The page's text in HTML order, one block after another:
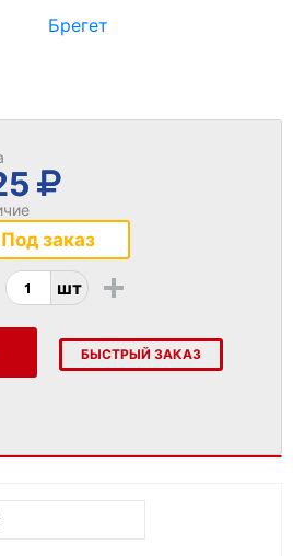
Брегет
Под заказ
шт +
БЫСТРЫЙ ЗАКАЗ